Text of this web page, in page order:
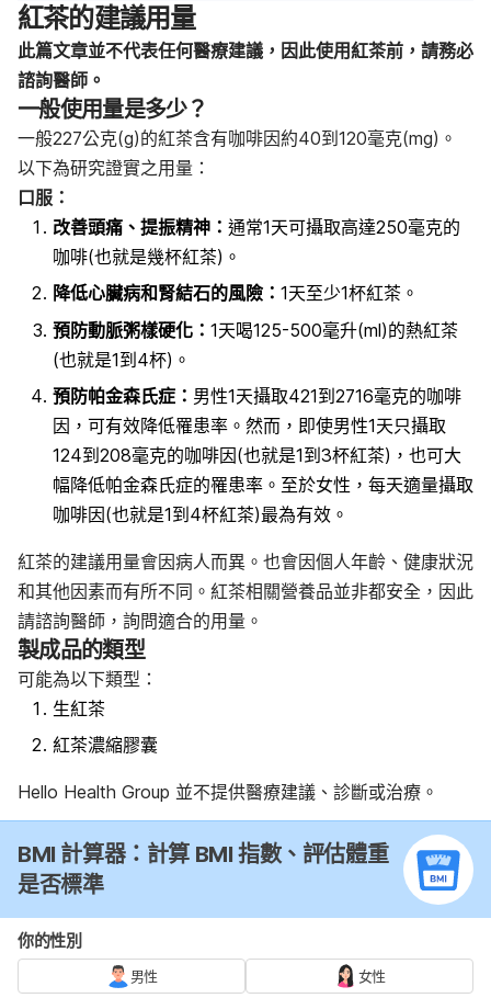
紅茶的建議用量
此篇文章並不代表任何醫療建議，因此使用紅茶前，請務必
諮詢醫師。
一般使用量是多少？
一般227公克(g)的紅茶含有咖啡因約40到120毫克(mg)。
以下為研究證實之用量：
口服：
改善頭痛、提振精神： 通常1天可攝取高達250毫克的
咖啡(也就是幾杯紅茶)。
降低心臟病和腎結石的風險： 1天至少1杯紅茶。
預防動脈粥樣硬化： 1天喝125-500毫升(ml)的熱紅茶
(也就是1到4杯)。
預防帕金森氏症： 男性1天攝取421到2716毫克的咖啡
因，可有效降低罹患率。然而，即使男性1天只攝取
124到208毫克的咖啡因(也就是1到3杯紅茶)，也可大
幅降低帕金森氏症的罹患率。至於女性，每天適量攝取
咖啡因(也就是1到4杯紅茶)最為有效。
紅茶的建議用量會因病人而異。也會因個人年齡、健康狀況
和其他因素而有所不同。紅茶相關營養品並非都安全，因此
請諮詢醫師，詢問適合的用量。
製成品的類型
可能為以下類型：
生紅茶
紅茶濃縮膠囊
Hello Health Group 並不提供醫療建議、診斷或治療。
BMI 計算器：計算 BMI 指數、評估體重
是否標準
你的性別
男性 女性